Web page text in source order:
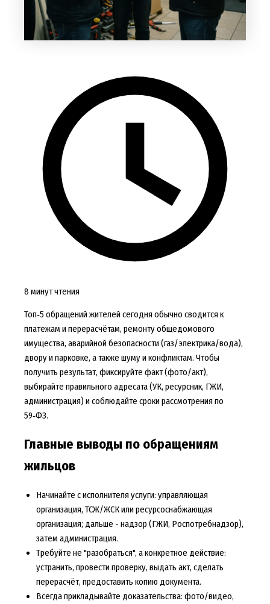
8 минут чтения
Топ‑5 обращений жителей сегодня обычно сводится к
платежам и перерасчётам, ремонту общедомового
имущества, аварийной безопасности (газ/электрика/вода),
двору и парковке, а также шуму и конфликтам. Чтобы
получить результат, фиксируйте факт (фото/акт),
выбирайте правильного адресата (УК, ресурсник, ГЖИ,
администрация) и соблюдайте сроки рассмотрения по
59‑ФЗ.
Главные выводы по обращениям
жильцов
Начинайте с исполнителя услуги: управляющая
организация, ТСЖ/ЖСК или ресурсоснабжающая
организация; дальше - надзор (ГЖИ, Роспотребнадзор),
затем администрация.
Требуйте не "разобраться", а конкретное действие:
устранить, провести проверку, выдать акт, сделать
перерасчёт, предоставить копию документа.
Всегда прикладывайте доказательства: фото/видео,